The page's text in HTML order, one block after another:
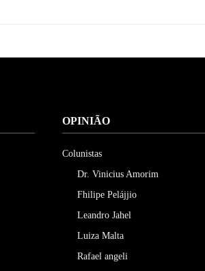
OPINIÃO
Colunistas
Dr. Vinicius Amorim
Fhilipe Pelájjio
Leandro Jahel
Luiza Malta
Rafael angeli